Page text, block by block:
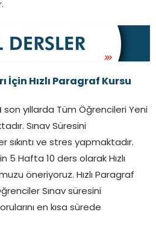
İçin Hızlı Paragraf Kursu
son yıllarda Tüm Öğrencileri Yeni
Sınav Süresini
ve stres yapmaktadır.
5 Hafta 10 ders olarak Hızlı
öneriyoruz. Hızlı Paragraf
Sınav süresini
en kısa sürede